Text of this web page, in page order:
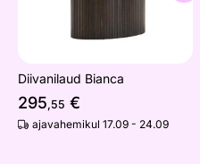
Diivanilaud Bianca
295,55 €
ajavahemikul 17.09 - 24.09